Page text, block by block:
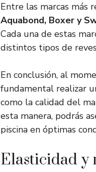
Entre las marcas más
Aquabond, Boxer y
Cada una de estas
distintos tipos de
En conclusión, al
fundamental realizar
como la calidad del
esta manera, podrás
piscina en óptimas
Elasticidad y